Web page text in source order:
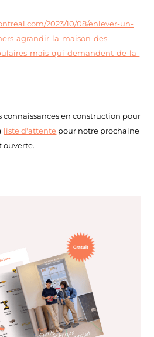
2023/10/08/enlever-un-
agrandir-la-maison-des-
mais-qui-demandent-de-la-
connaissances en construction pour
liste d'attente pour notre prochaine
ouverte.